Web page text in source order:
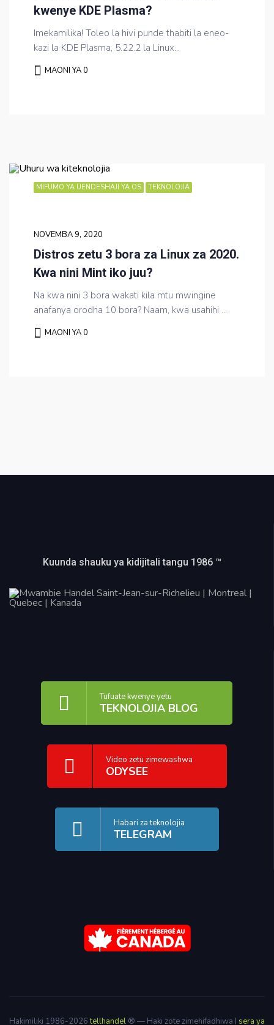
kwenye KDE Plasma?
Imekamilika! Toleo la hivi punde thabiti la eneo-
kazi la KDE Plasma, 5.22.2 la Linux...
MAONI YA 0
MIFUMO YA UENDESHAJI YA OS TEKNOLOJIA
NOVEMBA 9, 2020
Distros zetu 3 bora za Linux za 2020.
Kwa nini Mint iko juu?
Na kwa nini 3 bora wakati kila mtu mwingine
anafanya orodha 10 bora? Naam, kwa usahihi ...
MAONI YA 0
Kuunda shauku ya kidijitali tangu 1986 ™
Tufuate kwenye yetu
TEKNOLOJIA BLOG
Video zetu zimewashwa
ODYSEE
Habari za teknolojia
TELEGRAM
Hakimiliki 1986-2026tellhandel ® — Haki zote zimehifadhiwa | sera ya
Français